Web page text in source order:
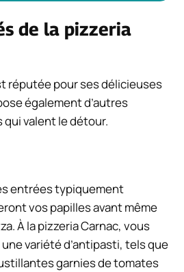
de la pizzeria
réputée pour ses délicieuses
également d’autres
valent le détour.
entrées typiquement
vos papilles avant même
À la pizzeria Carnac, vous
variété d’antipasti, tels que
garnies de tomates